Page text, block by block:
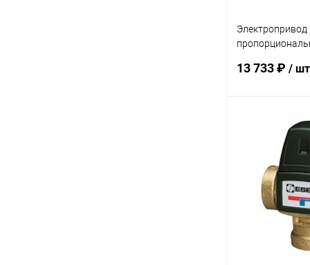
Электропривод
13 733 ₽ / шт
В
Купить в 1 клик
В избранное